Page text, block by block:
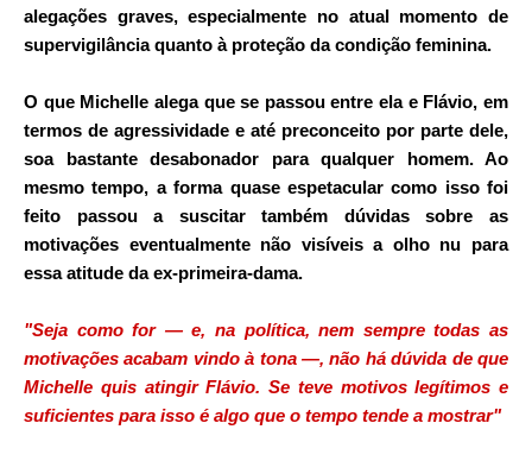
alegações graves, especialmente no atual momento de
supervigilância quanto à proteção da condição feminina.
O que Michelle alega que se passou entre ela e Flávio, em
termos de agressividade e até preconceito por parte dele,
soa bastante desabonador para qualquer homem. Ao
mesmo tempo, a forma quase espetacular como isso foi
feito passou a suscitar também dúvidas sobre as
motivações eventualmente não visíveis a olho nu para
essa atitude da ex-primeira-dama.
"Seja como for — e, na política, nem sempre todas as
motivações acabam vindo à tona —, não há dúvida de que
Michelle quis atingir Flávio. Se teve motivos legítimos e
suficientes para isso é algo que o tempo tende a mostrar"